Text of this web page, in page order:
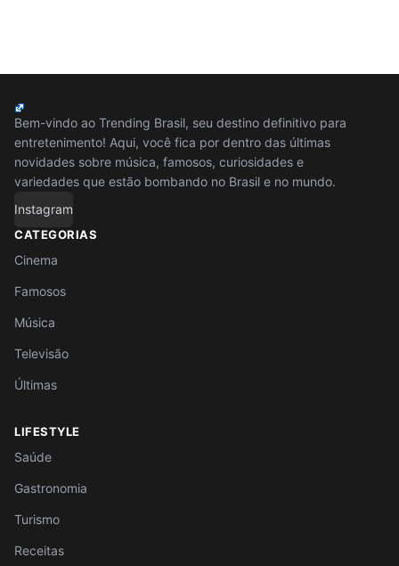
Bem-vindo ao Trending Brasil, seu destino definitivo para
entretenimento! Aqui, você fica por dentro das últimas
novidades sobre música, famosos, curiosidades e
variedades que estão bombando no Brasil e no mundo.
Instagram
CATEGORIAS
Cinema
Famosos
Música
Televisão
Últimas
LIFESTYLE
Saúde
Gastronomia
Turismo
Receitas